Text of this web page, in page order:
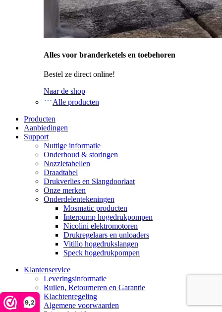
9,2
Alles voor branderketels en toebehoren
Bestel ze direct online!
Naar de shop
Alle producten
Producten
Aanbiedingen
Support
Nuttige informatie
Onderhoud & storingen
Nozzletabellen
Draadtabel
Drukverlies en Slangdoorlaat
Onze merken
Onderdelentekeningen
Mosmatic producten
Interpump hogedrukpompen
Nicolini elektromotoren
Drukregelaars en unloaders
Vitillo hogedrukslangen
Speck hogedrukpompen
Klantenservice
Leveringsinformatie
Ruilen, Retourneren en Garantie
Klachtenregeling
Algemene voorwaarden